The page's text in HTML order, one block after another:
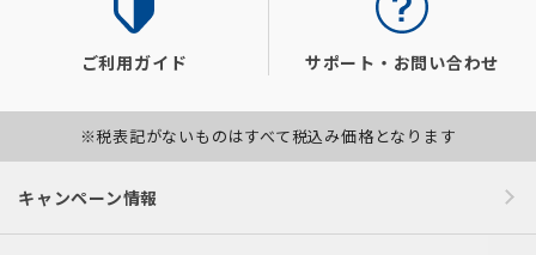
ご利用ガイド サポート・お問い合わせ
※税表記がないものはすべて税込み価格となります
キャンペーン情報